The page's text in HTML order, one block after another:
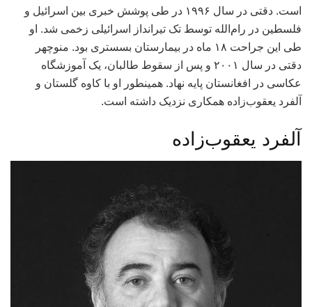
است. دقتی در سال ۱۹۹۶ در طی پوشش خبری بین اسرائیل و
فلسطین در رام‌الله توسط تک تیرانداز اسرائیلی زخمی شد. او
طی این جراحت ۱۸ ماه در بیمارستان بسستری بود. منوچهر
دقتی در سال ۲۰۰۱ و پس از سقوط طالبان، یک آموزشگاه
عکاسی در افغانستان پایه نهاد. همینطور او با کاوه گلستان و
آلفرد یعقوب‌زاده همکاری نزدیک داشته است.
آلفرد یعقوب‌زاده